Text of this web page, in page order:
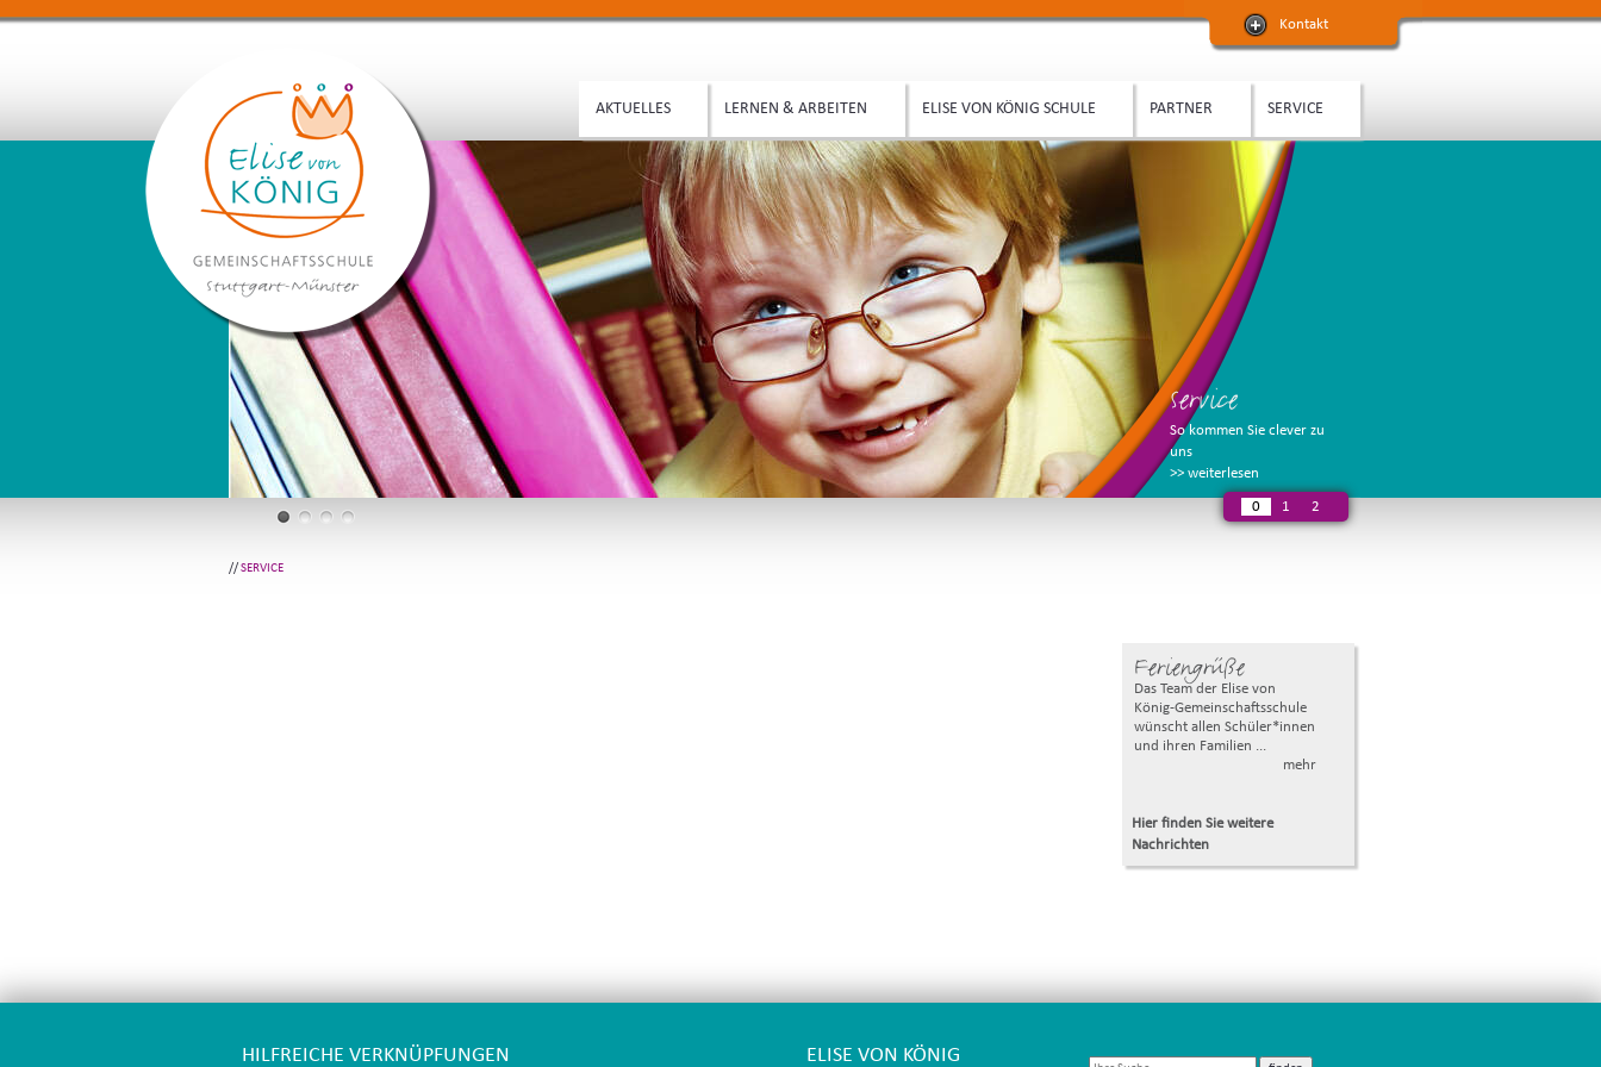
Kontakt
AKTUELLES LERNEN & ARBEITEN ELISE VON KÖNIG SCHULE PARTNER SERVICE
Service
So kommen Sie clever zu
uns
>> weiterlesen
0 1 2
//SERVICE
Feriengrüße
Das Team der Elise von
König-Gemeinschaftsschule
wünscht allen Schüler*innen
und ihren Familien ...
mehr
Hier finden Sie weitere
Nachrichten
HILFREICHE VERKNÜPFUNGEN
ELISE VON KÖNIG